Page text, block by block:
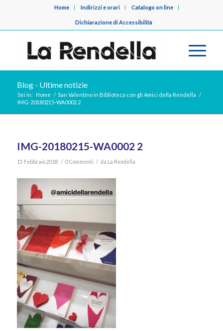
Home Indirizzi e orari Catalogo on line
Dichiarazione di Accessibilità
Blog - Ultime notizie
Sei in: Home / San Valentino in Biblioteca con gli Amici della Rendella /
IMG-20180215-WA0002 2
IMG-20180215-WA0002 2
15 Febbraio 2018 / 0 Commenti / da La Rendella